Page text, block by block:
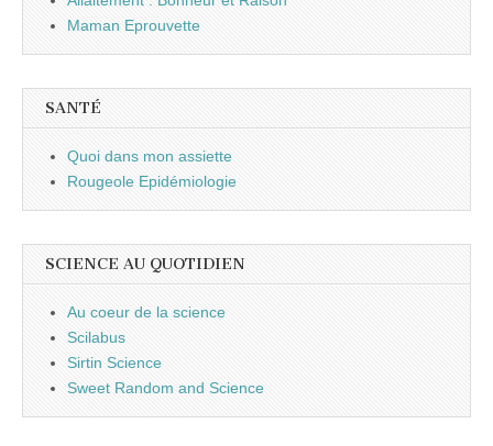
Maman Eprouvette
SANTÉ
Quoi dans mon assiette
Rougeole Epidémiologie
SCIENCE AU QUOTIDIEN
Au coeur de la science
Scilabus
Sirtin Science
Sweet Random and Science